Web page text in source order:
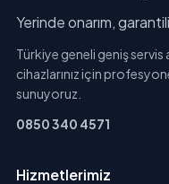
Yerinde onarım,
Türkiye geneli geniş servis
cihazlarınız için
sunuyoruz.
0850 340 4571
Hizmetlerimiz